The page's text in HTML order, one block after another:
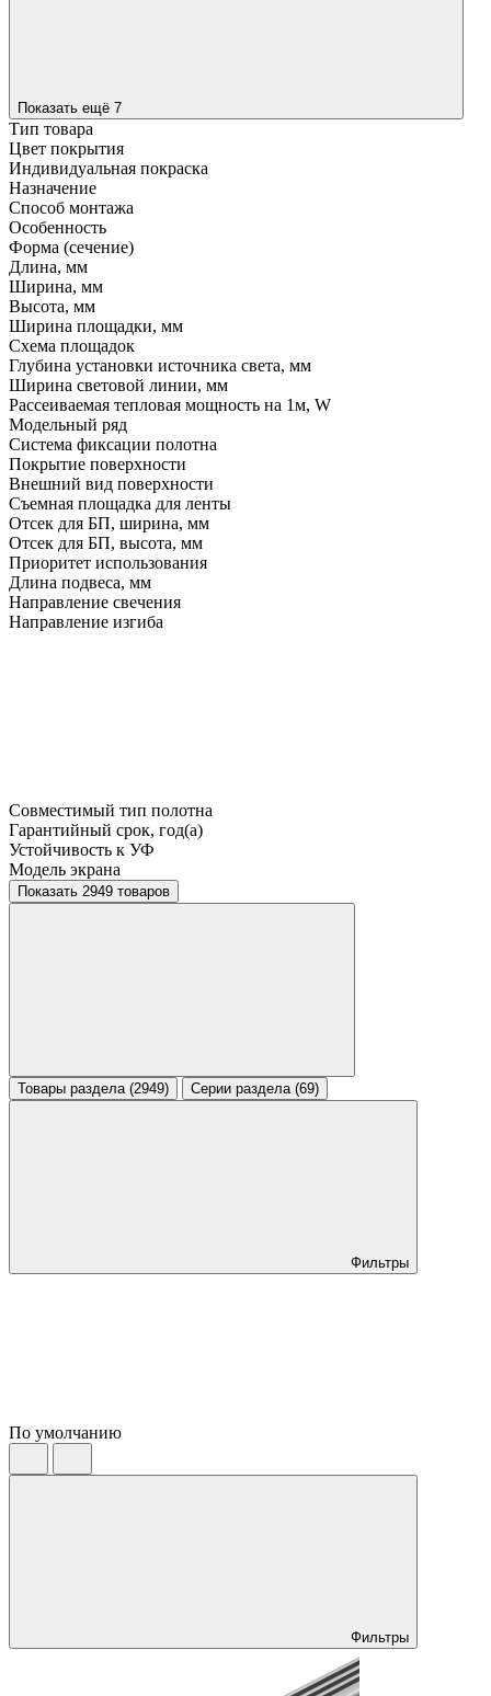
Показать ещё 7
Тип товара
Цвет покрытия
Индивидуальная покраска
Назначение
Способ монтажа
Особенность
Форма (сечение)
Длина, мм
Ширина, мм
Высота, мм
Ширина площадки, мм
Схема площадок
Глубина установки источника света, мм
Ширина световой линии, мм
Рассеиваемая тепловая мощность на 1м, W
Модельный ряд
Система фиксации полотна
Покрытие поверхности
Внешний вид поверхности
Съемная площадка для ленты
Отсек для БП, ширина, мм
Отсек для БП, высота, мм
Приоритет использования
Длина подвеса, мм
Направление свечения
Направление изгиба
Совместимый тип полотна
Гарантийный срок, год(а)
Устойчивость к УФ
Модель экрана
Показать 2949 товаров
Товары раздела (2949) Серии раздела (69)
Фильтры
По умолчанию
Фильтры